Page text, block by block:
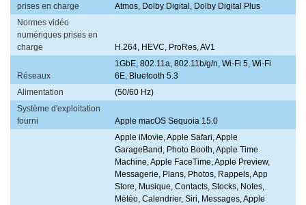
prises en charge
Atmos, Dolby Digital, Dolby Digital Plus
Normes vidéo
numériques prises en
charge
H.264, HEVC, ProRes, AV1
Réseaux
1GbE, 802.11a, 802.11b/g/n, Wi-Fi 5, Wi-Fi
6E, Bluetooth 5.3
Alimentation
(50/60 Hz)
Système d'exploitation
fourni
Apple macOS Sequoia 15.0
Apple iMovie, Apple Safari, Apple
GarageBand, Photo Booth, Apple Time
Machine, Apple FaceTime, Apple Preview,
Messagerie, Plans, Photos, Rappels, App
Store, Musique, Contacts, Stocks, Notes,
Météo, Calendrier, Siri, Messages, Apple